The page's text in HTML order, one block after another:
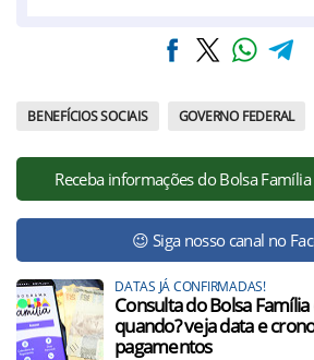
BENEFÍCIOS SOCIAIS GOVERNO FEDERAL
Receba informações do Bolsa
😉 Siga nosso canal no
DATAS JÁ CONFIRMADAS!
Consulta do Bolsa
quando? veja data e
pagamentos